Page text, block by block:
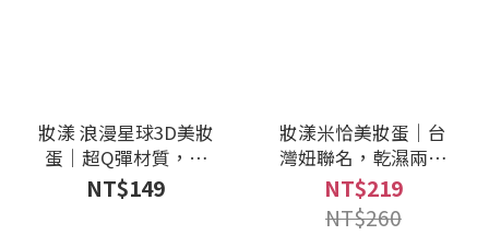
妝漾 浪漫星球3D美妝
蛋｜超Q彈材質，輕
鬆上妝超服貼 (買一送
NT$149
妝漾米恰美妝蛋｜台
灣妞聯名，乾濕兩用
還附乾燥架
NT$219
NT$260